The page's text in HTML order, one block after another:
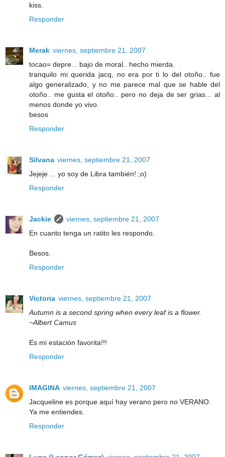
kiss.
Responder
Merak viernes, septiembre 21, 2007
tocao= depre... bajo de moral.. hecho mierda.
tranquilo mi querida jacq, no era por ti lo del otoño.. fue
algo generalizado, y no me parece mal que se hable del
otoño.. me gusta el otoño.. pero no deja de ser grias... al
menos donde yo vivo.
besos
Responder
Silvana viernes, septiembre 21, 2007
Jejeje ... yo soy de Libra también! ;o)
Responder
Jackie
viernes, septiembre 21, 2007
En cuanto tenga un ratito les respondo.
Besos.
Responder
Victoria viernes, septiembre 21, 2007
Autumn is a second spring when every leaf is a flower.
~Albert Camus
Es mi estación favorita!!!
Responder
IMAGINA viernes, septiembre 21, 2007
Jacqueline es porque aquí hay verano pero no VERANO.
Ya me entiendes.
Responder